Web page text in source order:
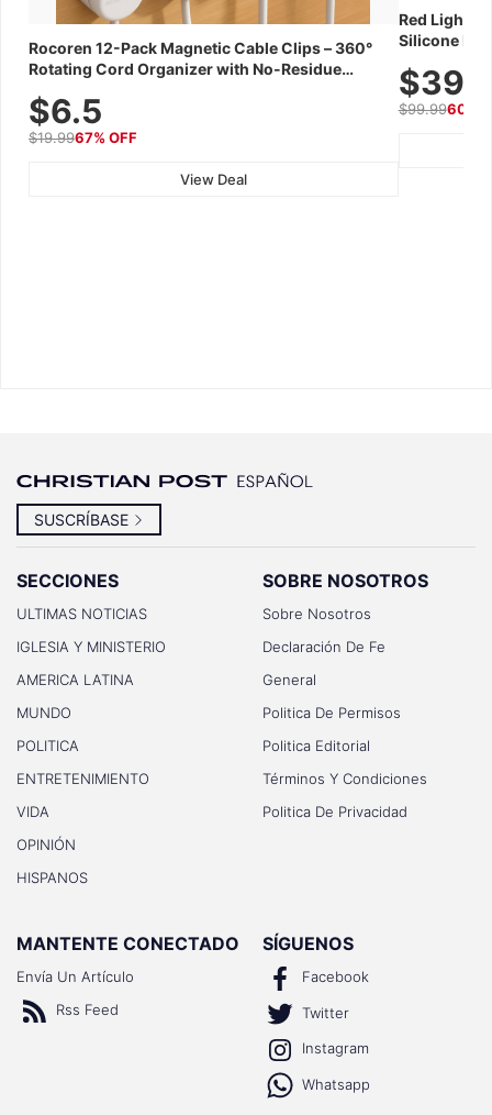
Rocoren 12-Pack Magnetic Cable Clips – 360°
Rotating Cord Organizer with No-Residue
Wall, Car & Office, White
$6.5
$19.9967% OFF
View Deal
Red Light
Silicone
$99.9960%
SUSCRÍBASE
SECCIONES
ULTIMAS NOTICIAS
IGLESIA Y MINISTERIO
AMERICA LATINA
MUNDO
POLITICA
ENTRETENIMIENTO
VIDA
OPINIÓN
HISPANOS
SOBRE NOSOTROS
Sobre Nosotros
Declaración De Fe
General
Politica De Permisos
Politica Editorial
Términos Y Condiciones
Politica De Privacidad
MANTENTE CONECTADO
Envía Un Artículo
Rss Feed
SÍGUENOS
Facebook
Twitter
Instagram
Whatsapp